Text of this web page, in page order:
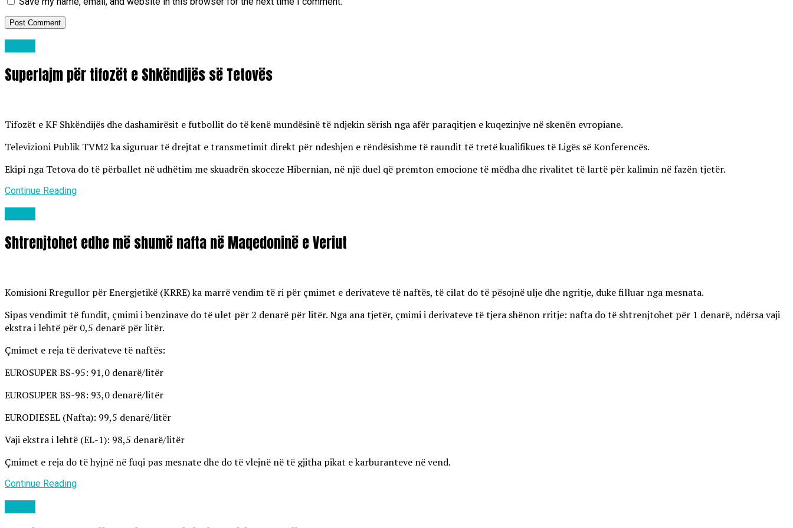
Superlajm për tifozët e Shkëndijës së Tetovës
Tifozët e KF Shkëndijës dhe dashamirësit e futbollit do të kenë mundësinë të ndjekin sërish nga afër paraqitjen e kuqezinjve në skenën evropiane.
Televizioni Publik TVM2 ka siguruar të drejtat e transmetimit direkt për ndeshjen e rëndësishme të raundit të tretë kualifikues të Ligës së Konferencës.
Ekipi nga Tetova do të përballet në udhëtim me skuadrën skoceze Hibernian, në një duel që premton emocione të mëdha dhe rivalitet të lartë për kalimin në fazën tjetër.
Continue Reading
Shtrenjtohet edhe më shumë nafta në Maqedoninë e Veriut
Komisioni Rregullor për Energjetikë (KRRE) ka marrë vendim të ri për çmimet e derivateve të naftës, të cilat do të pësojnë ulje dhe ngritje, duke filluar nga mesnata.
Sipas vendimit të fundit, çmimi i benzinave do të ulet për 2 denarë për litër. Nga ana tjetër, çmimi i derivateve të tjera shënon rritje: nafta do të shtrenjtohet për 1 denarë, ndërsa vaji
ekstra i lehtë për 0,5 denarë për litër.
Çmimet e reja të derivateve të naftës:
EUROSUPER BS-95: 91,0 denarë/litër
EUROSUPER BS-98: 93,0 denarë/litër
EURODIESEL (Nafta): 99,5 denarë/litër
Vaji ekstra i lehtë (EL-1): 98,5 denarë/litër
Çmimet e reja do të hyjnë në fuqi pas mesnate dhe do të vlejnë në të gjitha pikat e karburanteve në vend.
Continue Reading